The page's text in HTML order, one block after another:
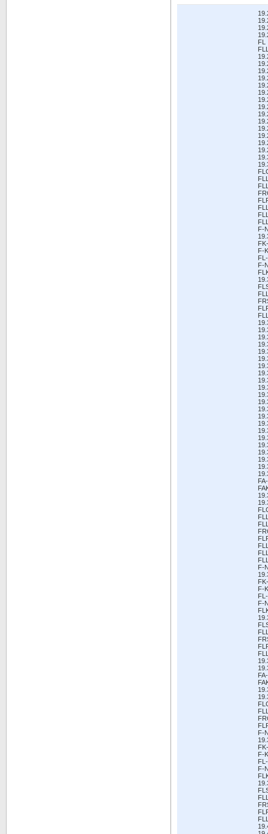
FL
F-
F-
F-
F-
F-
F-
F-
F-
F-